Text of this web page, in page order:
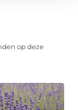
op deze